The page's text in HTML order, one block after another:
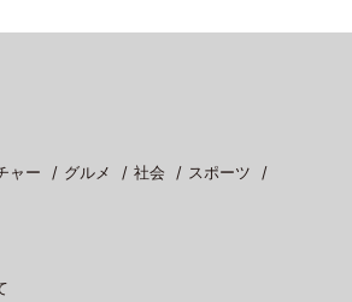
ャー グルメ 社会
スポーツ